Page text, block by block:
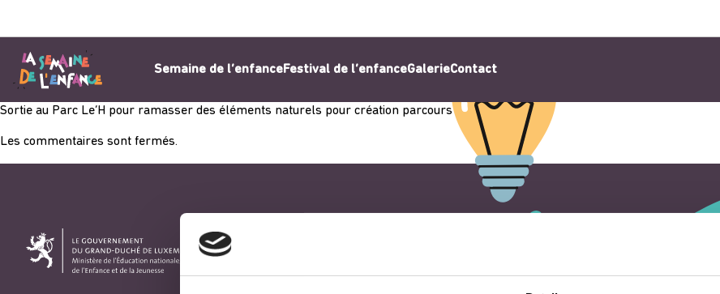
Semaine de l’enfanceFestival de l’enfanceGalerieContact
Sortie au Parc Le’H pour ramasser des éléments naturels pour création parcours pieds nus
Les commentaires sont fermés.